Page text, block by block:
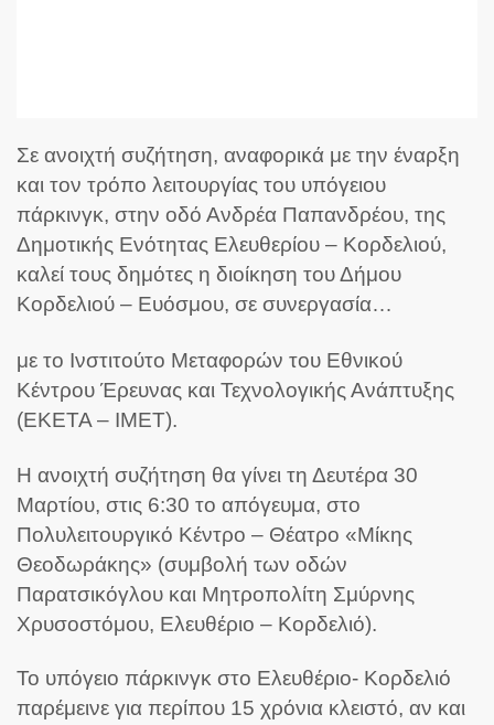
Σε ανοιχτή συζήτηση, αναφορικά με την έναρξη
και τον τρόπο λειτουργίας του υπόγειου
πάρκινγκ, στην οδό Ανδρέα Παπανδρέου, της
Δημοτικής Ενότητας Ελευθερίου – Κορδελιού,
καλεί τους δημότες η διοίκηση του Δήμου
Κορδελιού – Ευόσμου, σε συνεργασία…
με το Ινστιτούτο Μεταφορών του Εθνικού
Κέντρου Έρευνας και Τεχνολογικής Ανάπτυξης
(ΕΚΕΤΑ – ΙΜΕΤ).
Η ανοιχτή συζήτηση θα γίνει τη Δευτέρα 30
Μαρτίου, στις 6:30 το απόγευμα, στο
Πολυλειτουργικό Κέντρο – Θέατρο «Μίκης
Θεοδωράκης» (συμβολή των οδών
Παρατσικόγλου και Μητροπολίτη Σμύρνης
Χρυσοστόμου, Ελευθέριο – Κορδελιό).
Το υπόγειο πάρκινγκ στο Ελευθέριο- Κορδελιό
παρέμεινε για περίπου 15 χρόνια κλειστό, αν και